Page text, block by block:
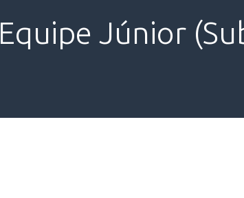
Equipe Júnior